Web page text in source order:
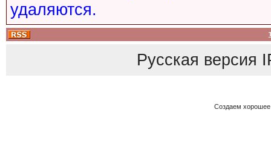
удаляются.
Русская версия
Создаем